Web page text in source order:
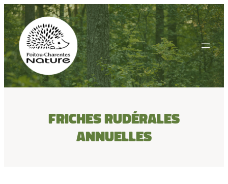
Aller
au
contenu
Friches rudérales
annuelles